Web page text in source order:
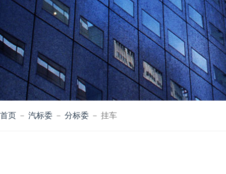
首页 － 汽标委 － 分标委 － 挂车